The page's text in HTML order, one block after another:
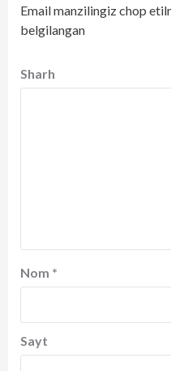
Email manzilingiz chop
belgilangan
Sharh
Nom *
Sayt